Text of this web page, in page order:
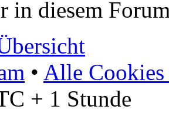
in diesem
• Alle Cookies
+ 1 Stunde